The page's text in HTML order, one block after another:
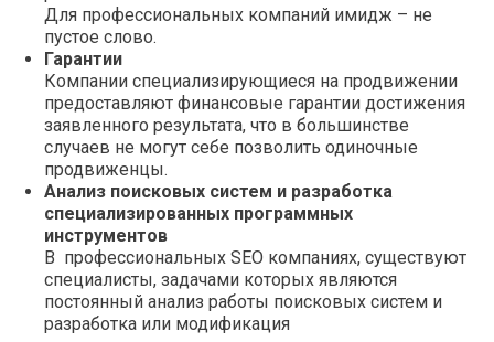
Для профессиональных компаний имидж – не
пустое слово.
Гарантии
Компании специализирующиеся на продвижении
предоставляют финансовые гарантии достижения
заявленного результата, что в большинстве
случаев не могут себе позволить одиночные
продвиженцы.
Анализ поисковых систем и разработка
специализированных программных
инструментов
В профессиональных SEO компаниях, существуют
специалисты, задачами которых являются
постоянный анализ работы поисковых систем и
разработка или модификация